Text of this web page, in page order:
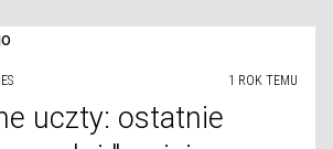
1 ROK TEMU
uczty: ostatnie